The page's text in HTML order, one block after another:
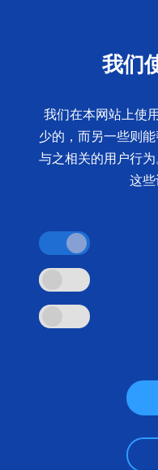
以下页面中是埃马克
件。高度的自动化率
保证了最高的加工质
我们
我们在本网站上使
少的，而另一些则
与之相关的用户行
这